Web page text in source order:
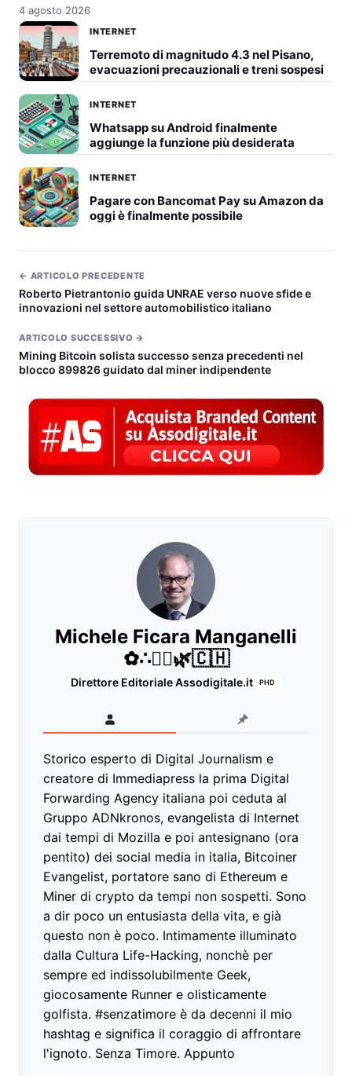
4 agosto 2026
INTERNET
Terremoto di magnitudo 4.3 nel Pisano,
evacuazioni precauzionali e treni sospesi
INTERNET
Whatsapp su Android finalmente
aggiunge la funzione più desiderata
INTERNET
Pagare con Bancomat Pay su Amazon da
oggi è finalmente possibile
← ARTICOLO PRECEDENTE
Roberto Pietrantonio guida UNRAE verso nuove sfide e
innovazioni nel settore automobilistico italiano
ARTICOLO SUCCESSIVO →
Mining Bitcoin solista successo senza precedenti nel
blocco 899826 guidato dal miner indipendente
Michele Ficara Manganelli
✿∴♛🌿🇨🇭
Direttore Editoriale Assodigitale.it PHD
Storico esperto di Digital Journalism e
creatore di Immediapress la prima Digital
Forwarding Agency italiana poi ceduta al
Gruppo ADNkronos, evangelista di Internet
dai tempi di Mozilla e poi antesignano (ora
pentito) dei social media in italia, Bitcoiner
Evangelist, portatore sano di Ethereum e
Miner di crypto da tempi non sospetti. Sono
a dir poco un entusiasta della vita, e già
questo non è poco. Intimamente illuminato
dalla Cultura Life-Hacking, nonchè per
sempre ed indissolubilmente Geek,
giocosamente Runner e olisticamente
golfista. #senzatimore è da decenni il mio
hashtag e significa il coraggio di affrontare
l'ignoto. Senza Timore. Appunto